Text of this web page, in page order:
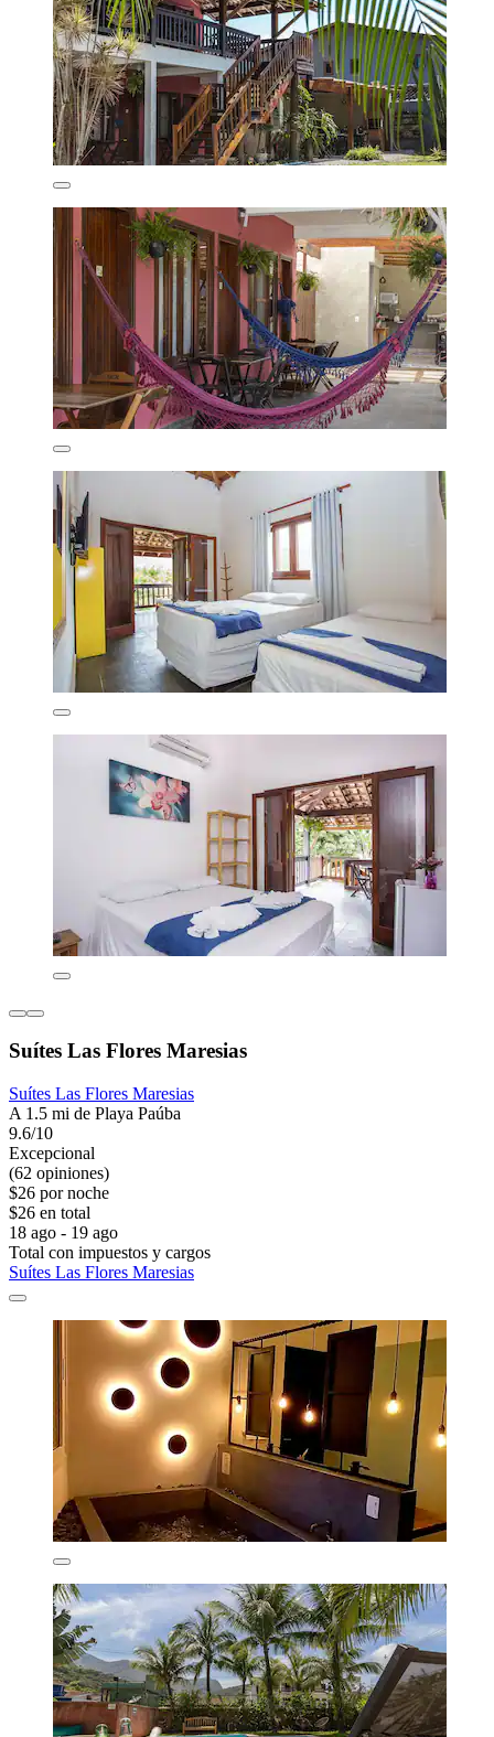
Suítes Las Flores Maresias
Suítes Las Flores Maresias
A 1.5 mi de Playa Paúba
9.6/10
Excepcional
(62 opiniones)
$26 por noche
$26 en total
18 ago - 19 ago
Total con impuestos y cargos
Suítes Las Flores Maresias